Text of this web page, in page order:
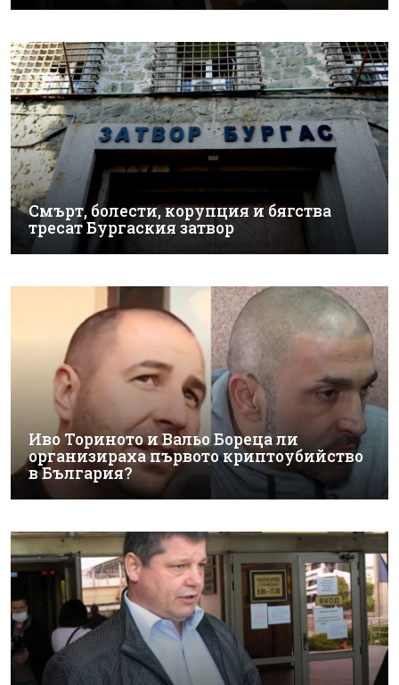
Смърт, болести, корупция и бягства
тресат Бургаския затвор
Иво Ториното и Вальо Бореца ли
организираха първото криптоубийство
в България?